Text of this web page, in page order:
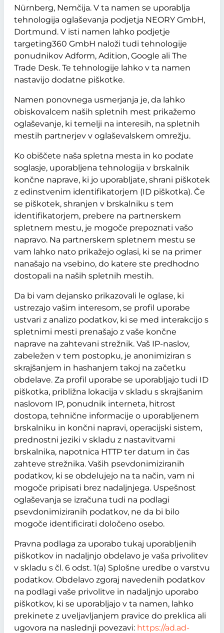
Nürnberg, Nemčija. V ta namen se uporablja
tehnologija oglaševanja podjetja NEORY GmbH,
Dortmund. V isti namen lahko podjetje
targeting360 GmbH naloži tudi tehnologije
ponudnikov Adform, Adition, Google ali The
Trade Desk. Te tehnologije lahko v ta namen
nastavijo dodatne piškotke.
Namen ponovnega usmerjanja je, da lahko
obiskovalcem naših spletnih mest prikažemo
oglaševanje, ki temelji na interesih, na spletnih
mestih partnerjev v oglaševalskem omrežju.
Ko obiščete naša spletna mesta in ko podate
soglasje, uporabljena tehnologija v brskalnik
končne naprave, ki jo uporabljate, shrani piškotek
z edinstvenim identifikatorjem (ID piškotka). Če
se piškotek, shranjen v brskalniku s tem
identifikatorjem, prebere na partnerskem
spletnem mestu, je mogoče prepoznati vašo
napravo. Na partnerskem spletnem mestu se
vam lahko nato prikažejo oglasi, ki se na primer
nanašajo na vsebino, do katere ste predhodno
dostopali na naših spletnih mestih.
Da bi vam dejansko prikazovali le oglase, ki
ustrezajo vašim interesom, se profil uporabe
ustvari z analizo podatkov, ki se med interakcijo s
spletnimi mesti prenašajo z vaše končne
naprave na zahtevani strežnik. Vaš IP-naslov,
zabeležen v tem postopku, je anonimiziran s
skrajšanjem in hashanjem takoj na začetku
obdelave. Za profil uporabe se uporabljajo tudi ID
piškotka, približna lokacija v skladu s skrajšanim
naslovom IP, ponudnik interneta, hitrost
dostopa, tehnične informacije o uporabljenem
brskalniku in končni napravi, operacijski sistem,
prednostni jeziki v skladu z nastavitvami
brskalnika, napotnica HTTP ter datum in čas
zahteve strežnika. Vaših psevdonimiziranih
podatkov, ki se obdelujejo na ta način, vam ni
mogoče pripisati brez nadaljnjega. Uspešnost
oglaševanja se izračuna tudi na podlagi
psevdonimiziranih podatkov, ne da bi bilo
mogoče identificirati določeno osebo.
Pravna podlaga za uporabo tukaj uporabljenih
piškotkov in nadaljnjo obdelavo je vaša privolitev
v skladu s čl. 6 odst. 1(a) Splošne uredbe o varstvu
podatkov. Obdelavo zgoraj navedenih podatkov
na podlagi vaše privolitve in nadaljnjo uporabo
piškotkov, ki se uporabljajo v ta namen, lahko
prekinete z uveljavljanjem pravice do preklica ali
ugovora na naslednji povezavi: https://ad.ad-